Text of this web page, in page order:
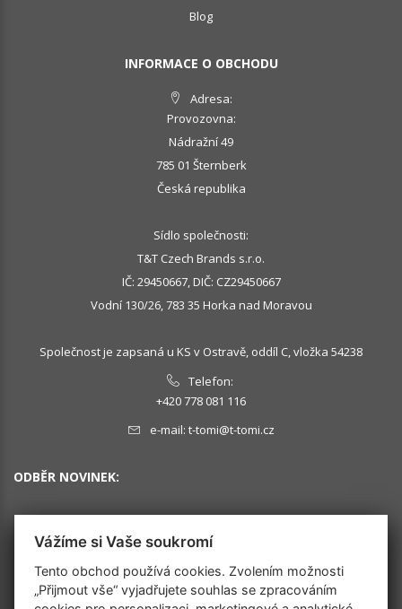
Blog
INFORMACE O OBCHODU
Adresa:
Provozovna:
Nádražní 49
785 01 Šternberk
Česká republika
Sídlo společnosti:
T&T Czech Brands s.r.o.
IČ: 29450667, DIČ: CZ29450667
Vodní 130/26, 783 35 Horka nad Moravou
Společnost je zapsaná u KS v Ostravě, oddíl C, vložka 54238
Telefon:
+420 778 081 116
e-mail: t-tomi@t-tomi.cz
ODBĚR NOVINEK:
OK
Vážíme si Vaše soukromí
Tento obchod používá cookies. Zvolením možnosti
„Přijmout vše“ vyjadřujete souhlas se zpracováním